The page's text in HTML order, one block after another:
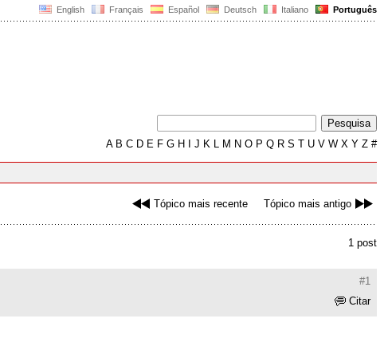
English Français Español Deutsch Italiano Português
AB C D E F G H J K L M N O P Q R S T U V W X Y Z #
Tópico mais recente Tópico mais antigo
1 post
#1
Citar